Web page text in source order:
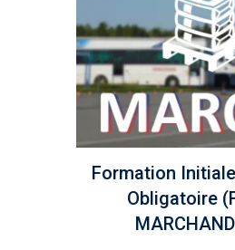
Formation
Obligatoire